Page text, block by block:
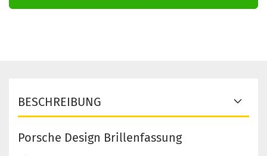
BESCHREIBUNG
Porsche Design Brillenfassung